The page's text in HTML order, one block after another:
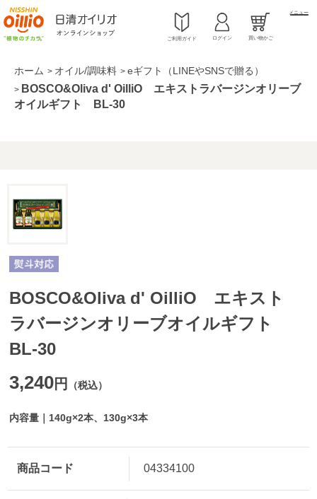
ご利用ガイド ログイン 買い物かご
メニュー
ホーム > オイル/調味料 > eギフト（LINEやSNSで贈る）
> BOSCO&Oliva d' OilliO エキストラバージンオリーブ
オイルギフト BL-30
BOSCO&Oliva d' OilliO エキスト
ラバージンオリーブオイルギフト
BL-30
内容量｜140g×2本、130g×3本
3,240円 （税込）
商品コード 04334100